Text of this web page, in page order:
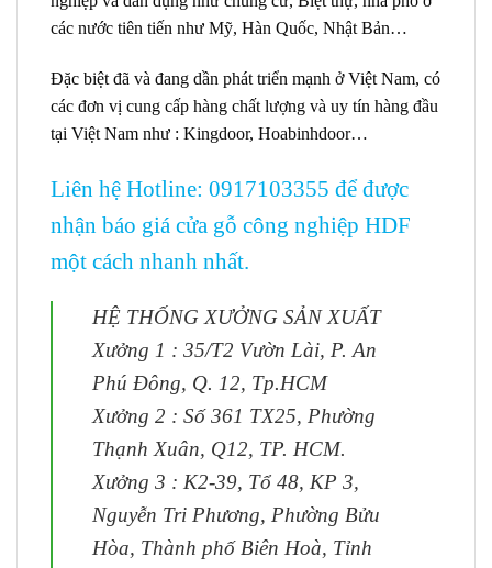
các nước tiên tiến như Mỹ, Hàn Quốc, Nhật Bản…
Đặc biệt đã và đang dần phát triển mạnh ở Việt Nam, có
các đơn vị cung cấp hàng chất lượng và uy tín hàng đầu
tại Việt Nam như : Kingdoor, Hoabinhdoor…
Liên hệ Hotline: 0917103355 để được
nhận báo giá cửa gỗ công nghiệp HDF
một cách nhanh nhất.
HỆ THỐNG XƯỞNG SẢN XUẤT
Xưởng 1 : 35/T2 Vườn Lài, P. An
Phú Đông, Q. 12, Tp.HCM
Xưởng 2 : Số 361 TX25, Phường
Thạnh Xuân, Q12, TP. HCM.
Xưởng 3 : K2-39, Tổ 48, KP 3,
Nguyễn Tri Phương, Phường Bửu
Hòa, Thành phố Biên Hoà, Tỉnh